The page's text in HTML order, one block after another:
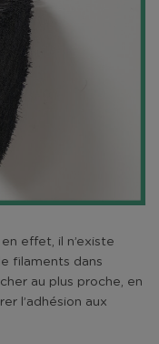
effet, il n’existe
filaments dans
au plus proche, en
l’adhésion aux